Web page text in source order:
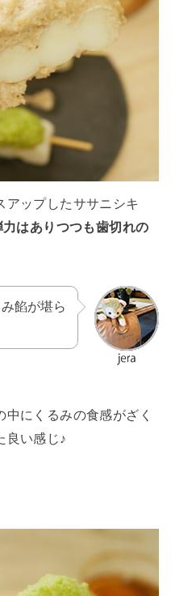
アップしたササニシキ
力はありつつも歯切れの
餡が堪ら
にくるみの食感がざく
良い感じ♪